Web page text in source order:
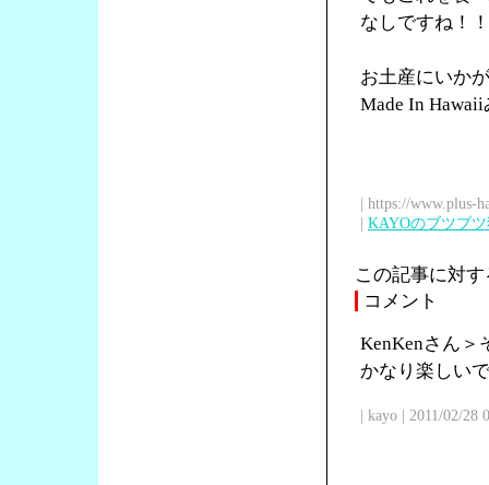
なしですね！
お土産にいか
Made In
| https://www.plus-
| KAYOのブツブ
この記事に対
コメント
KenKenさん＞
かなり楽しい
| kayo | 2011/02/28